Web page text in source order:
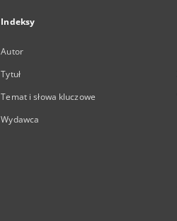
Indeksy
Autor
Tytuł
Temat i słowa kluczowe
Wydawca